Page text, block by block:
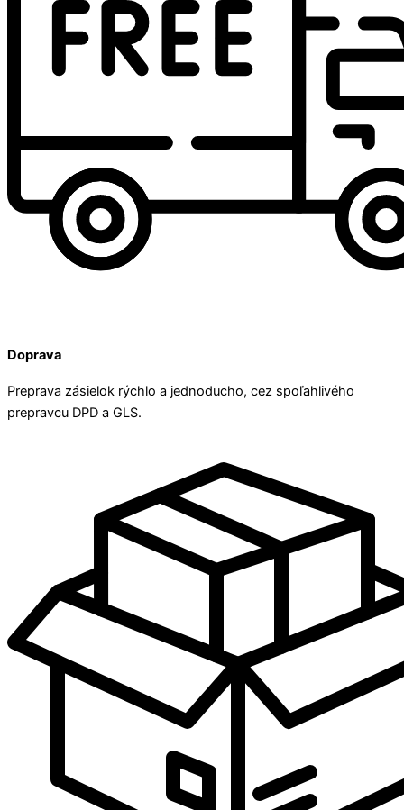
Doprava
Preprava zásielok rýchlo a jednoducho, cez spoľahlivého
prepravcu DPD a GLS.